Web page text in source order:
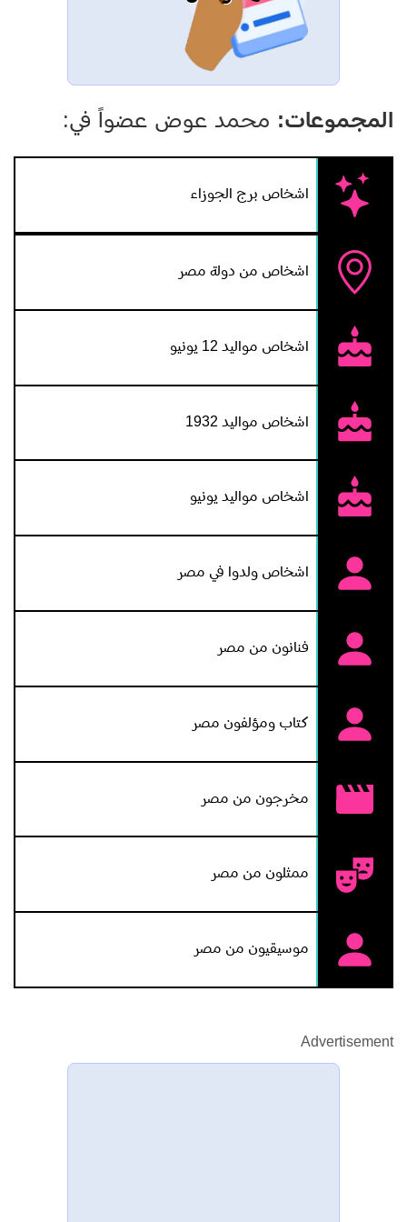
مألوفا، وإكتسب شهرة واسعة، حيث أعقبها بمسرحيات
ناجحة مثل " أصل وصورة" و "مطرب العواطف" و "العبيط" و
"نمره 2 يكسب" والأخيرة كانت ابداع فنى وجهد كبير، حيث
قام بأداء ٤ شخصيات فى المسرحية، وحقق ايرادات غير
شجرة العائلة فى ادوار مساعدة حتى منتصف الستينيات حيث
النصيب السينمائى الأكبر من كل نجوم الكوميديا فى ذلك
الوقت، وعمل مع كبار النجوم خصوصا النجمة سعاد حسنى
التى شاركها فى العديد من الأفلام، ثم كون شركة إنتاج وقدم
العديد من الأفلام من إنتاجه، كما شارك فى مسلسلات إذاعية
وتليفزيونية وإشتهر بدور "شراره" فى مسلسل برج الحظ عام
١٩٧٨.
المجموعات: محمد عوض عضواً في:
اشخاص برج الجوزاء
اشخاص من دولة مصر
اشخاص مواليد 12 يونيو
اشخاص مواليد 1932
اشخاص مواليد يونيو
اشخاص ولدوا في مصر
فنانون من مصر
كتاب ومؤلفون مصر
مخرجون من مصر
ممثلون من مصر
موسيقيون من مصر
Advertisement